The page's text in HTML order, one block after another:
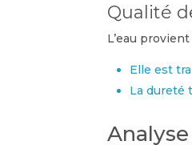
Qualité
L’eau
Elle est
La dureté